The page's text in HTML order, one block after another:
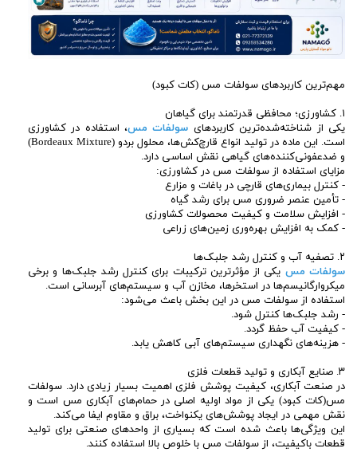
مهم‌ترین کاربردهای سولفات مس (کات کبود)
۱. کشاورزی؛ محافظی قدرتمند برای گیاهان
یکی از شناخته‌شده‌ترین کاربردهای سولفات مس، استفاده در کشاورزی
است. این ماده در تولید انواع قارچ‌کش‌ها، محلول بردو (Bordeaux Mixture)
و ضدعفونی‌کننده‌های گیاهی نقش اساسی دارد.
مزایای استفاده از سولفات مس در کشاورزی:
- کنترل بیماری‌های قارچی در باغات و مزارع
- تأمین عنصر ضروری مس برای رشد گیاه
- افزایش سلامت و کیفیت محصولات کشاورزی
- کمک به افزایش بهره‌وری زمین‌های زراعی
۲. تصفیه آب و کنترل رشد جلبک‌ها
سولفات مس یکی از مؤثرترین ترکیبات برای کنترل رشد جلبک‌ها و برخی
میکروارگانیسم‌ها در استخرها، مخازن آب و سیستم‌های آبرسانی است.
استفاده از سولفات مس در این بخش باعث می‌شود:
- رشد جلبک‌ها کنترل شود.
- کیفیت آب حفظ گردد.
- هزینه‌های نگهداری سیستم‌های آبی کاهش یابد.
۳. صنایع آبکاری و تولید قطعات فلزی
در صنعت آبکاری، کیفیت پوشش فلزی اهمیت بسیار زیادی دارد. سولفات
مس(کات کبود) یکی از مواد اولیه اصلی در حمام‌های آبکاری مس است و
نقش مهمی در ایجاد پوشش‌های یکنواخت، براق و مقاوم ایفا می‌کند.
این ویژگی‌ها باعث شده است که بسیاری از واحدهای صنعتی برای تولید
قطعات باکیفیت، از سولفات مس با خلوص بالا استفاده کنند.